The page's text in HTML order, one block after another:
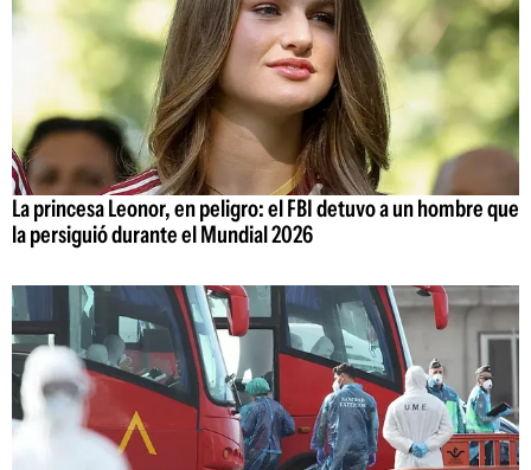
La princesa Leonor, en peligro: el FBI detuvo a un hombre que
la persiguió durante el Mundial 2026